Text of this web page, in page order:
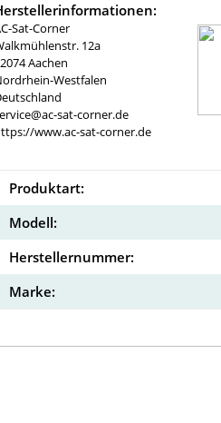
Sat-Corner
12a
Aachen
Westfalen
sat-corner.de
www.ac-sat-corner.de
Produktart:
Modell:
Herstellernummer:
Marke: